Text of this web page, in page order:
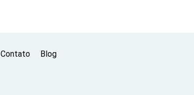
Contato Blog